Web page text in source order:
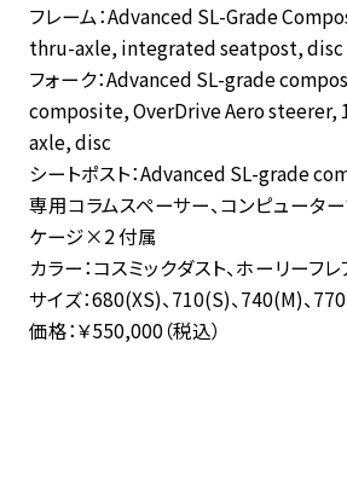
フレーム：Advanced SL-Grade
thru-axle, integrated seatpost, disc
フォーク：Advanced SL-grade
composite, OverDrive Aero steerer,
axle, disc
シートポスト：Advanced SL-grade
専用コラムスペーサー、コンピューター
ケージ×2 付属
カラー：コスミックダスト、ホーリーフレ
サイズ：680(XS)、710(S)、740(M)、
価格：￥550,000（税込）